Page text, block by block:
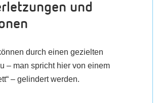
und
durch einen gezielten
– man spricht hier von einem
– gelindert werden.